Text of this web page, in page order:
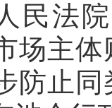
民法
场主
防止